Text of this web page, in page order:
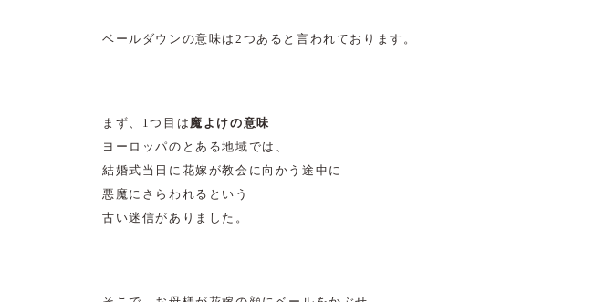
ベールダウンの意味は2つあると言われております。
まず、1つ目は 魔よけの意味
ヨーロッパのとある地域では、
結婚式当日に花嫁が教会に向かう途中に
悪魔にさらわれるという
古い迷信がありました。